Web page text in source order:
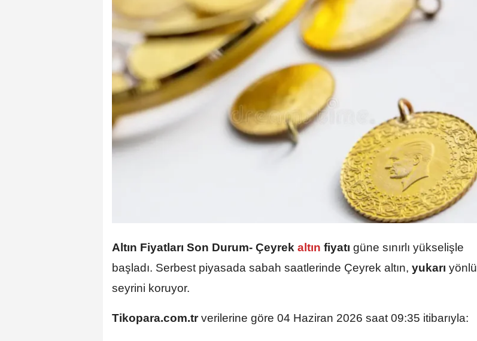
Altın Fiyatları Son Durum- Çeyrek altın fiyatı güne sınırlı yükselişle
başladı. Serbest piyasada sabah saatlerinde Çeyrek altın, yukarı yönlü
seyrini koruyor.
Tikopara.com.trverilerine göre 04 Haziran 2026 saat 09:35 itibarıyla: